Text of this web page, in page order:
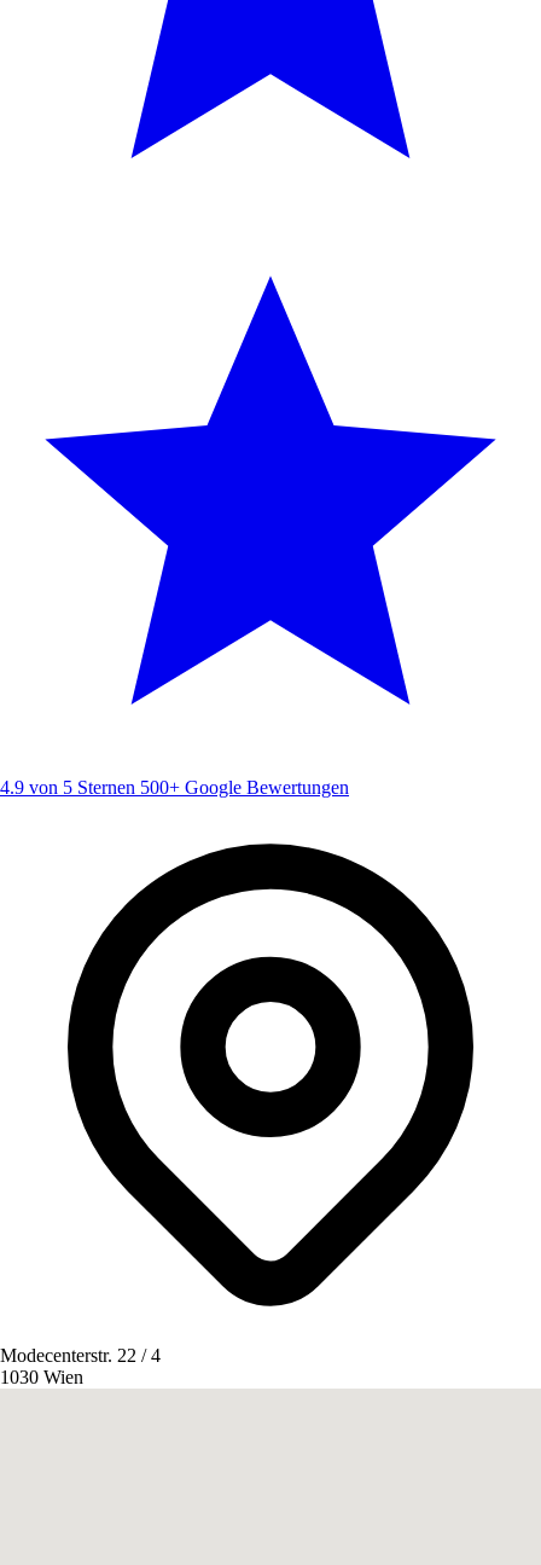
4.9 von 5 Sternen 500+ Google Bewertungen
Modecenterstr. 22 / 4
1030 Wien